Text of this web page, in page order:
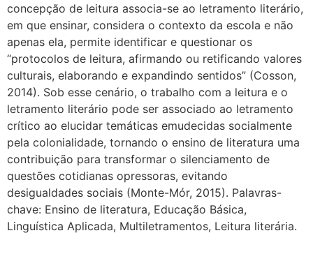
concepção de leitura associa-se ao letramento literário,
em que ensinar, considera o contexto da escola e não
apenas ela, permite identificar e questionar os
“protocolos de leitura, afirmando ou retificando valores
culturais, elaborando e expandindo sentidos” (Cosson,
2014). Sob esse cenário, o trabalho com a leitura e o
letramento literário pode ser associado ao letramento
crítico ao elucidar temáticas emudecidas socialmente
pela colonialidade, tornando o ensino de literatura uma
contribuição para transformar o silenciamento de
questões cotidianas opressoras, evitando
desigualdades sociais (Monte-Mór, 2015). Palavras-
chave: Ensino de literatura, Educação Básica,
Linguística Aplicada, Multiletramentos, Leitura literária.